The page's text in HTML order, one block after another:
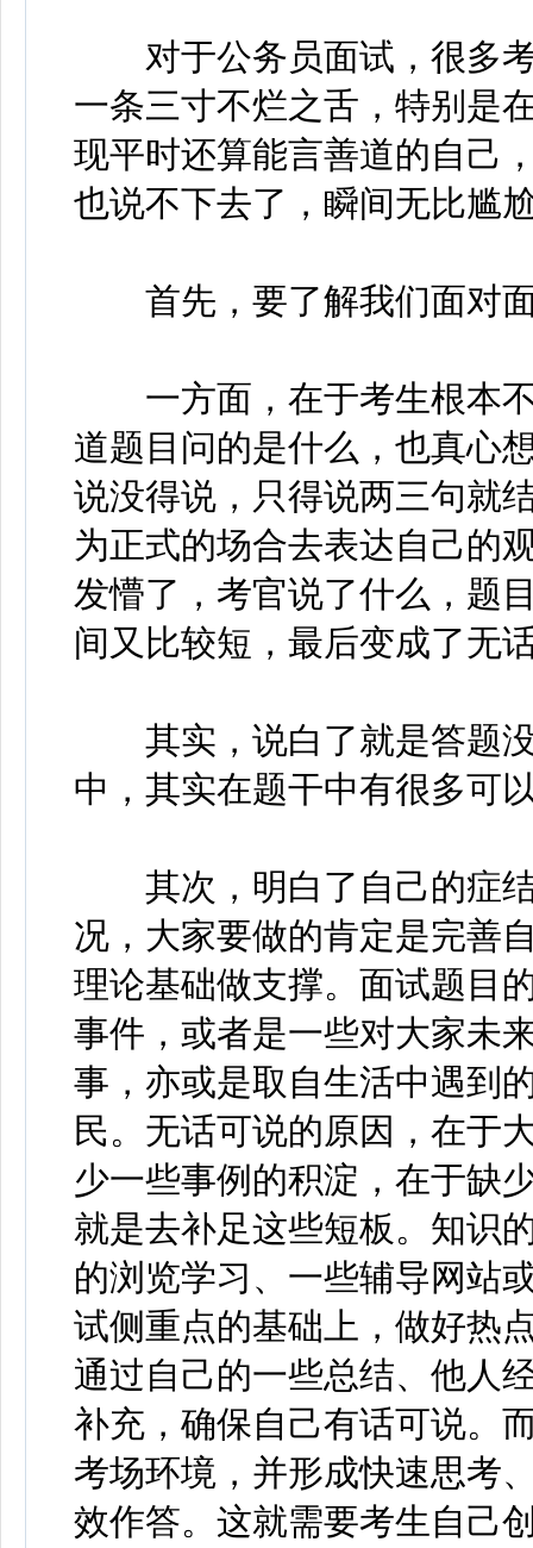
对于公务员面试，很多考
一条三寸不烂之舌，特别是
现平时还算能言善道的自己
也说不下去了，瞬间无比尴
首先，要了解我们面对面
一方面，在于考生根本不
道题目问的是什么，也真心
说没得说，只得说两三句就
为正式的场合去表达自己的
发懵了，考官说了什么，题
间又比较短，最后变成了无
其实，说白了就是答题没
中，其实在题干中有很多可
其次，明白了自己的症结
况，大家要做的肯定是完善
理论基础做支撑。面试题目
事件，或者是一些对大家未
事，亦或是取自生活中遇到
民。无话可说的原因，在于
少一些事例的积淀，在于缺
就是去补足这些短板。知识
的浏览学习、一些辅导网站
试侧重点的基础上，做好热
通过自己的一些总结、他人
补充，确保自己有话可说。
考场环境，并形成快速思考
效作答。这就需要考生自己